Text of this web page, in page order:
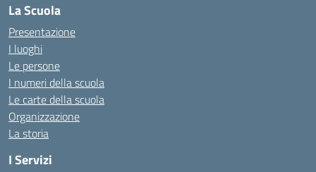
La Scuola
Presentazione
I luoghi
Le persone
I numeri della scuola
Le carte della scuola
Organizzazione
La storia
I Servizi